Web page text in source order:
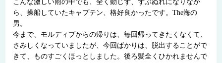
こんな激しい雨の中でも、全く動じず、ずぶぬれになりなが
ら、操船していたキャプテン、格好良かったです。The海の
男。
今まで、モルディブからの帰りは、毎回帰ってきたくなくて、
さみしくなっていましたが、今回ばかりは、脱出することがで
きて、ものすごくほっとしました。後ろ髪全くひかれませんで